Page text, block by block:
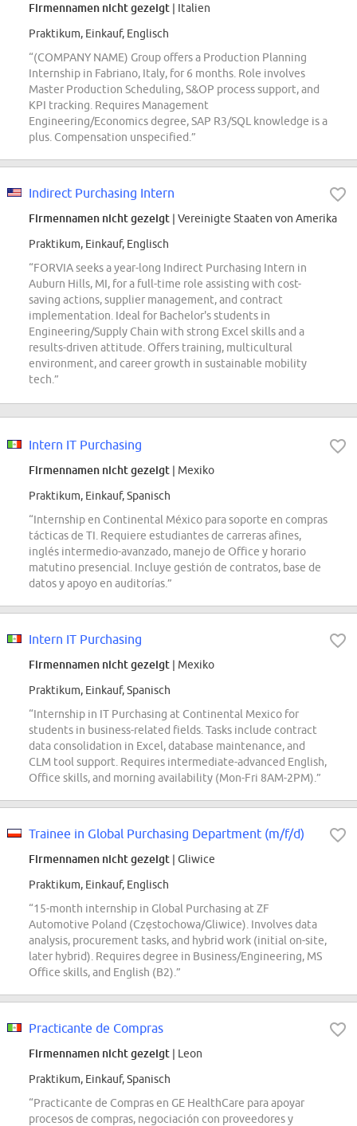
Firmennamen nicht gezeigt | Italien
Praktikum, Einkauf, Englisch
“(COMPANY NAME) Group offers a Production Planning
Internship in Fabriano, Italy, for 6 months. Role involves
Master Production Scheduling, S&OP process support, and
KPI tracking. Requires Management
Engineering/Economics degree, SAP R3/SQL knowledge is a
plus. Compensation unspecified.”
Indirect Purchasing Intern
Firmennamen nicht gezeigt | Vereinigte Staaten von Amerika
Praktikum, Einkauf, Englisch
“FORVIA seeks a year-long Indirect Purchasing Intern in
Auburn Hills, MI, for a full-time role assisting with cost-
saving actions, supplier management, and contract
implementation. Ideal for Bachelor's students in
Engineering/Supply Chain with strong Excel skills and a
results-driven attitude. Offers training, multicultural
environment, and career growth in sustainable mobility
tech.”
Intern IT Purchasing
Firmennamen nicht gezeigt | Mexiko
Praktikum, Einkauf, Spanisch
“Internship en Continental México para soporte en compras
tácticas de TI. Requiere estudiantes de carreras afines,
inglés intermedio-avanzado, manejo de Office y horario
matutino presencial. Incluye gestión de contratos, base de
datos y apoyo en auditorías.”
Intern IT Purchasing
Firmennamen nicht gezeigt | Mexiko
Praktikum, Einkauf, Spanisch
“Internship in IT Purchasing at Continental Mexico for
students in business-related fields. Tasks include contract
data consolidation in Excel, database maintenance, and
CLM tool support. Requires intermediate-advanced English,
Office skills, and morning availability (Mon-Fri 8AM-2PM).”
Trainee in Global Purchasing Department (m/f/d)
Firmennamen nicht gezeigt | Gliwice
Praktikum, Einkauf, Englisch
“15-month internship in Global Purchasing at ZF
Automotive Poland (Częstochowa/Gliwice). Involves data
analysis, procurement tasks, and hybrid work (initial on-site,
later hybrid). Requires degree in Business/Engineering, MS
Office skills, and English (B2).”
Practicante de Compras
Firmennamen nicht gezeigt | Leon
Praktikum, Einkauf, Spanisch
“Practicante de Compras en GE HealthCare para apoyar
procesos de compras, negociación con proveedores y